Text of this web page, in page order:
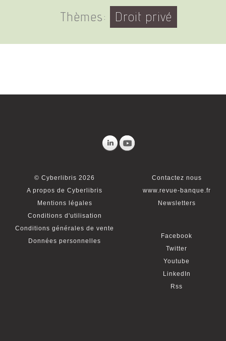
Thèmes: Droit privé
© Cyberlibris 2026
A propos de Cyberlibris
Mentions légales
Conditions d'utilisation
Conditions générales de vente
Données personnelles
Contactez nous
www.revue-banque.fr
Newsletters
Facebook
Twitter
Youtube
LinkedIn
Rss